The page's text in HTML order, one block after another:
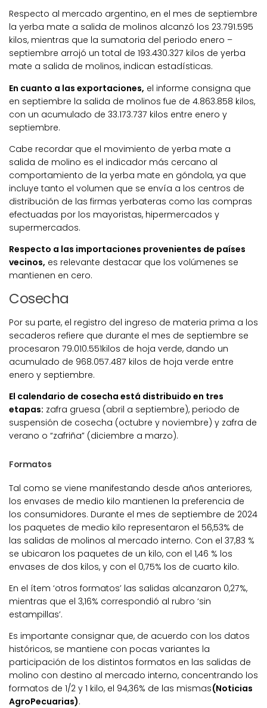
Respecto al mercado argentino, en el mes de septiembre
la yerba mate a salida de molinos alcanzó los 23.791.595
kilos, mientras que la sumatoria del periodo enero –
septiembre arrojó un total de 193.430.327 kilos de yerba
mate a salida de molinos, indican estadísticas.
En cuanto a las exportaciones, el informe consigna que
en septiembre la salida de molinos fue de 4.863.858 kilos,
con un acumulado de 33.173.737 kilos entre enero y
septiembre.
Cabe recordar que el movimiento de yerba mate a
salida de molino es el indicador más cercano al
comportamiento de la yerba mate en góndola, ya que
incluye tanto el volumen que se envía a los centros de
distribución de las firmas yerbateras como las compras
efectuadas por los mayoristas, hipermercados y
supermercados.
Respecto a las importaciones provenientes de países
vecinos, es relevante destacar que los volúmenes se
mantienen en cero.
Cosecha
Por su parte, el registro del ingreso de materia prima a los
secaderos refiere que durante el mes de septiembre se
procesaron 79.010.551kilos de hoja verde, dando un
acumulado de 968.057.487 kilos de hoja verde entre
enero y septiembre.
El calendario de cosecha está distribuido en tres
etapas: zafra gruesa (abril a septiembre), periodo de
suspensión de cosecha (octubre y noviembre) y zafra de
verano o “zafriña” (diciembre a marzo).
Formatos
Tal como se viene manifestando desde años anteriores,
los envases de medio kilo mantienen la preferencia de
los consumidores. Durante el mes de septiembre de 2024
los paquetes de medio kilo representaron el 56,53% de
las salidas de molinos al mercado interno. Con el 37,83 %
se ubicaron los paquetes de un kilo, con el 1,46 % los
envases de dos kilos, y con el 0,75% los de cuarto kilo.
En el ítem ‘otros formatos’ las salidas alcanzaron 0,27%,
mientras que el 3,16% correspondió al rubro ‘sin
estampillas’.
Es importante consignar que, de acuerdo con los datos
históricos, se mantiene con pocas variantes la
participación de los distintos formatos en las salidas de
molino con destino al mercado interno, concentrando los
formatos de 1/2 y 1 kilo, el 94,36% de las mismas(Noticias
AgroPecuarias).